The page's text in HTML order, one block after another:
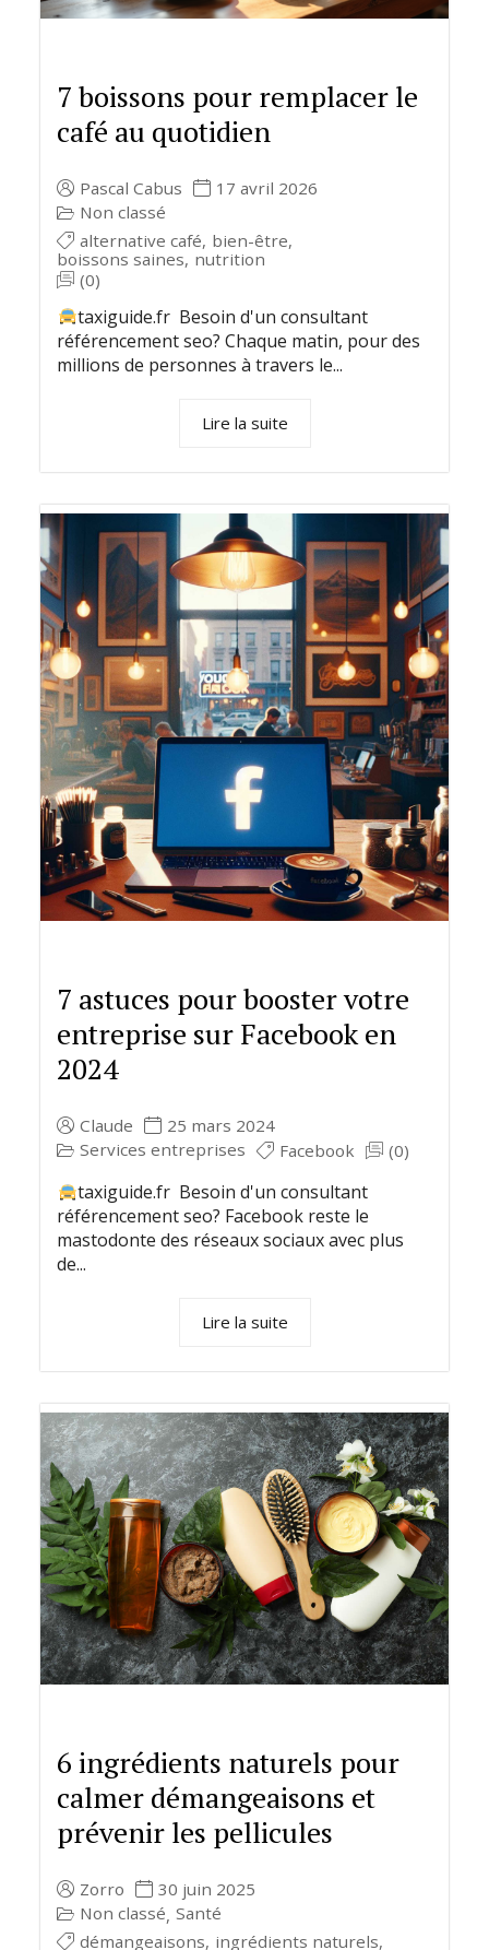
7 boissons pour remplacer le
café au quotidien
Pascal Cabus
17 avril 2026
Non classé
alternative café, bien-être,
boissons saines, nutrition
(0)
taxiguide.fr Besoin d'un consultant
référencement seo? Chaque matin, pour des
millions de personnes à travers le...
Lire la suite
7 astuces pour booster votre
entreprise sur Facebook en
2024
Claude
25 mars 2024
Services entreprises
Facebook (0)
taxiguide.fr Besoin d'un consultant
référencement seo? Facebook reste le
mastodonte des réseaux sociaux avec plus
de...
Lire la suite
6 ingrédients naturels pour
calmer démangeaisons et
prévenir les pellicules
Zorro
30 juin 2025
Non classé, Santé
démangeaisons, ingrédients naturels,